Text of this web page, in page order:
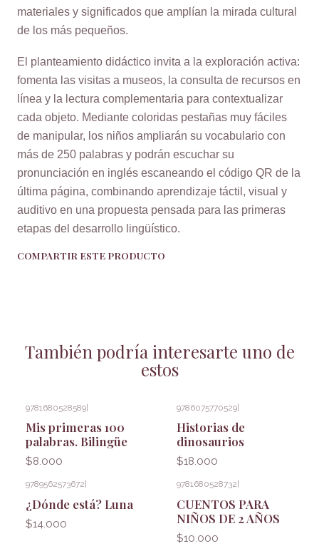
materiales y significados que amplían la mirada cultural
de los más pequeños.
El planteamiento didáctico invita a la exploración activa:
fomenta las visitas a museos, la consulta de recursos en
línea y la lectura complementaria para contextualizar
cada objeto. Mediante coloridas pestañas muy fáciles
de manipular, los niños ampliarán su vocabulario con
más de 250 palabras y podrán escuchar su
pronunciación en inglés escaneando el código QR de la
última página, combinando aprendizaje táctil, visual y
auditivo en una propuesta pensada para las primeras
etapas del desarrollo lingüístico.
COMPARTIR ESTE PRODUCTO
También podría interesarte uno de
estos
9781680528589
Mis primeras 100
palabras. Bilingüe
$8.000
9786075770529
Historias de
dinosaurios
$18.000
9789562573672
¿Dónde está? Luna
$14.000
9781680528732
CUENTOS PARA
NIÑOS DE 2 AÑOS
$10.000